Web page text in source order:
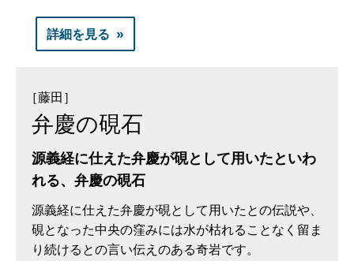
詳細を見る
［藤田］
弁慶の硯石
源義経に仕えた弁慶が硯として用いたといわ
れる、弁慶の硯石
源義経に仕えた弁慶が硯として用いたとの伝説や、
硯となった中央の窪みには水が枯れることなく留ま
り続けるとの言い伝えのある奇岩です。